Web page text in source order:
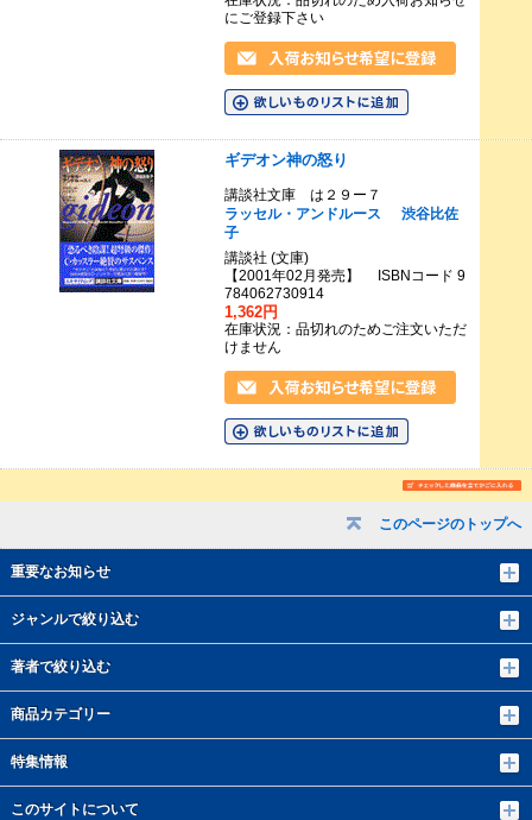
このページのトップへ
重要なお知らせ
ジャンルで絞り込む
著者で絞り込む
商品カテゴリー
特集情報
このサイトについて
にご登録下さい
ギデオン神の怒り
講談社文庫 は２９ー７
ラッセル・アンドルース
渋谷比佐
子
講談社 (文庫)
【2001年02月発売】 ISBNコード 9
784062730914
1,362円
在庫状況：品切れのためご注文いただ
けません